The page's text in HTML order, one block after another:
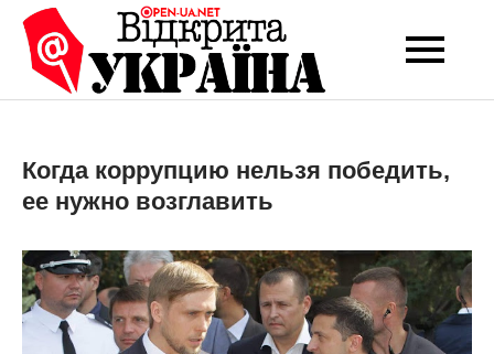
Перейти
вмісту
Open-UA
NET
Це ваше надійне
експертних думок
Когда коррупцию нельзя победить,
ее нужно возглавить